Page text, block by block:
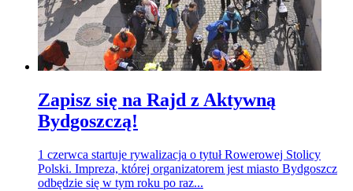
Zapisz się na Rajd z Aktywną
Bydgoszczą!
1 czerwca startuje rywalizacja o tytuł Rowerowej Stolicy
Polski. Impreza, której organizatorem jest miasto Bydgoszcz
odbędzie się w tym roku po raz...